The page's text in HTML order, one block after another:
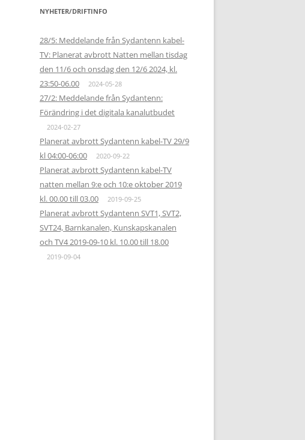
NYHETER/DRIFTINFO
28/5: Meddelande från Sydantenn kabel-
TV: Planerat avbrott Natten mellan tisdag
den 11/6 och onsdag den 12/6 2024, kl.
23:50-06.00
2024-05-28
27/2: Meddelande från Sydantenn:
Förändring i det digitala kanalutbudet
2024-02-27
Planerat avbrott Sydantenn kabel-TV 29/9
kl 04:00-06:00
2020-09-22
Planerat avbrott Sydantenn kabel-TV
natten mellan 9:e och 10:e oktober 2019
kl. 00.00 till 03.00
2019-09-25
Planerat avbrott Sydantenn SVT1, SVT2,
SVT24, Barnkanalen, Kunskapskanalen
och TV4 2019-09-10 kl. 10.00 till 18.00
2019-09-04